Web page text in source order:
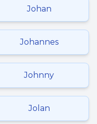
Johan
Johannes
Johnny
Jolan